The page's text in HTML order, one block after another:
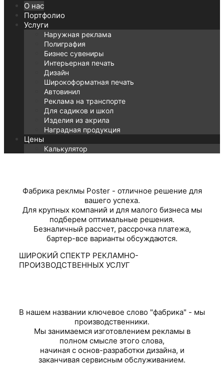
О нас
Портфолио
Услуги
Наружная реклама
Полиграфия
Бизнес сувениры
Интерьерная печать
Дизайн
Широкоформатная печать
Автовинил
Реклама на транспорте
Для садиков и школ
Изделия из акрила
Наградная продукция
Цены
Калькулятор
Фабрика реклмы Poster - отличное решение для
вашего успеха.
Для крупных компаний и для малого бизнеса мы
подберем оптимальные решения.
Безналичный рассчет, рассрочка платежа,
бартер-все варианты обсуждаются.
ШИРОКИЙ СПЕКТР РЕКЛАМНО-
ПРОИЗВОДСТВЕННЫХ УСЛУГ
В нашем названии ключевое слово "фабрика" - мы
производственники.
Мы занимаемся изготовлением рекламы в
полном смысле этого слова,
начиная с основ-разработки дизайна, и
заканчивая сервисным обслуживанием.